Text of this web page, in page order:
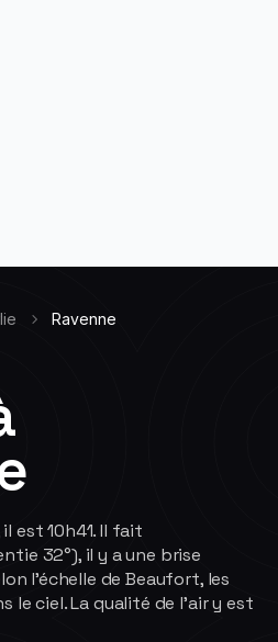
Ravenne
est 10h41. Il fait
32°), il y a une brise
l'échelle de Beaufort, les
le ciel. La qualité de l'air y est